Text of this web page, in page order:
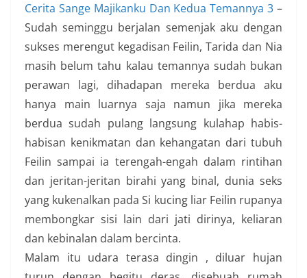
Cerita Sange Majikanku Dan Kedua Temannya 3 –
Sudah seminggu berjalan semenjak aku dengan
sukses merengut kegadisan Feilin, Tarida dan Nia
masih belum tahu kalau temannya sudah bukan
perawan lagi, dihadapan mereka berdua aku
hanya main luarnya saja namun jika mereka
berdua sudah pulang langsung kulahap habis-
habisan kenikmatan dan kehangatan dari tubuh
Feilin sampai ia terengah-engah dalam rintihan
dan jeritan-jeritan birahi yang binal, dunia seks
yang kukenalkan pada Si kucing liar Feilin rupanya
membongkar sisi lain dari jati dirinya, keliaran
dan kebinalan dalam bercinta.
Malam itu udara terasa dingin , diluar hujan